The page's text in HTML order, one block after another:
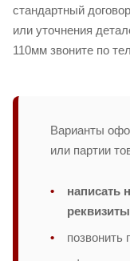
стандартный
или уточнения
110мм звоните по
Варианты
или партии
написать
реквизиты
позвонить